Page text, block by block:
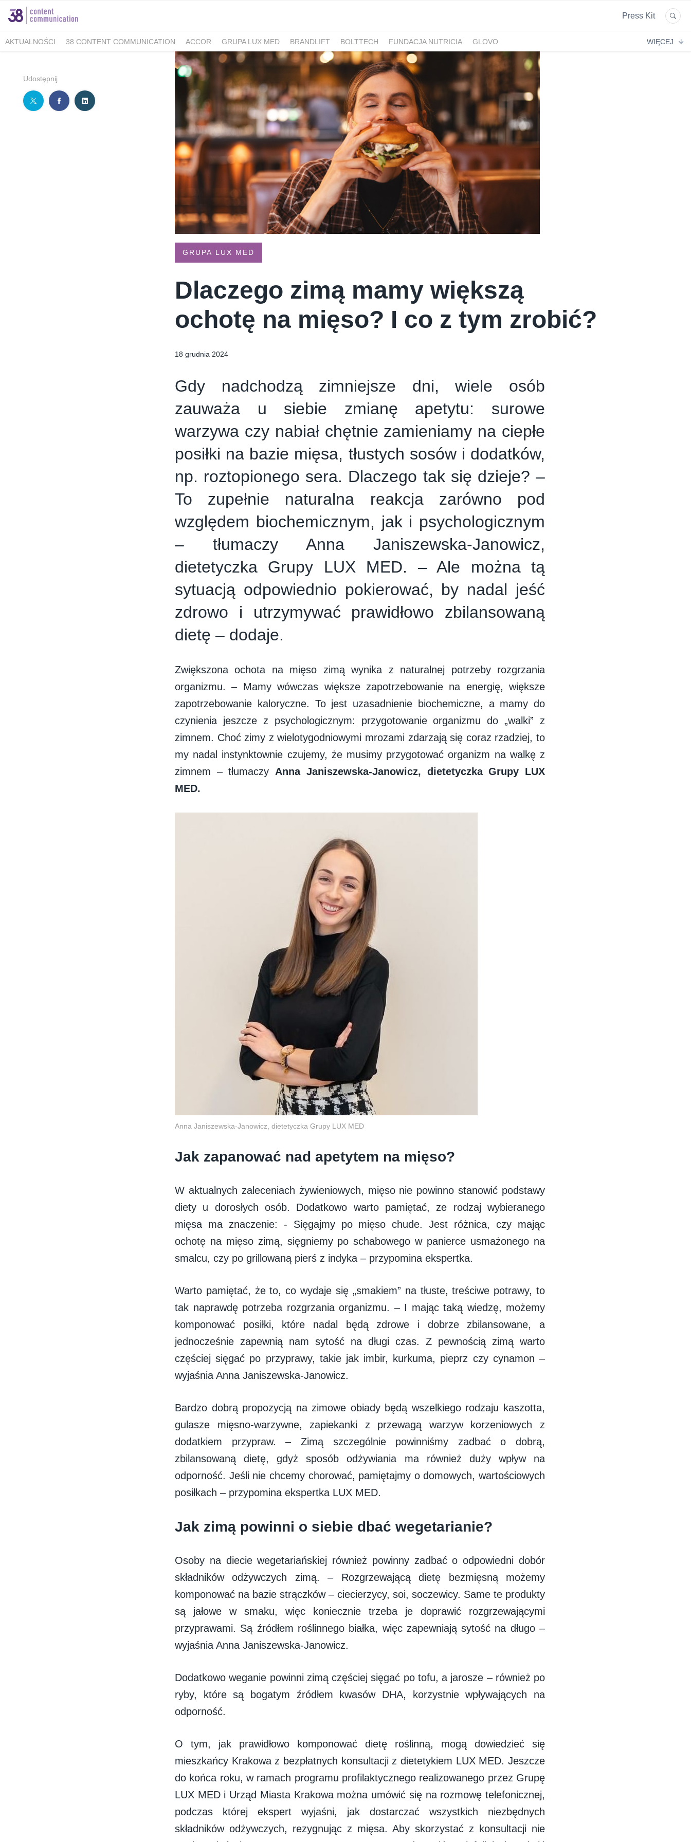
Press Kit
AKTUALNOŚCI 38 CONTENT COMMUNICATION ACCOR GRUPA LUX MED BRANDLIFT BOLTTECH FUNDACJA NUTRICIA
GLOVO
FELLOWMIND IOŚ-PIB IRON MOUNTAIN POLSKA NEW WORK ATLAS SM MLEKPOL
GREEN FACTORY LOGISTICS
WALKING KORZENIOWSKI
GRUPA WHIRLPOOL KIDS&CO. PIZZAPORTAL.PL MAXIBIOTIC OCUVITE SACHOL AFTIGEL HYAL-DROP MULTI
BERIMAL
ACCOR MARKETPLACE KRAKÓW TUTORE POLAND ROMET SANOFI KRAJOWA RZEMIEŚLNICZA IZBA OPTYCZNA CENTRUM MEDYCZNE DAMIANA
MEDICOVER SENIOR
MEDICOVER STOMATOLOGIA PUCKIE HOSPICJUM TERAPIA REZONANSEM MAGNETYCZNYM - MBST EMPIK FOTO
DR.BACTY PACSAFE LORUS CONTIGO ZAMEK TOPACZ BAKALLAND DELECTA
KONSPOL
AKBAR SANDRA JASMEEN MOMME ALKEMIE SZPITAL MEDICOVER ENBIO GROUP UNITOP
ENERGIA POLSKA ZADBANO POKONAJ ZAĆMĘ, POPRAW WIDZENIE GÓRNOŚLĄSKO-ZAGŁĘBIOWSKA METROPOLIA
ALCON - MAMY OKO NA ZAĆMĘ PREGNABIT UNICEF JASNUM PHARMENA BETHRU MANUFAKTURA FUNDACJA NAGLE SAMI
PANEK CARSHARING BUDVAR ŁÓDŹ KALISKA PLAYFAIR POLREGIO
FORUM 76 #EFEKT1BUTELKI COLOSTRUM CARLSBERG GEN4GEN BALCIA
ESTE SYNERGY UNILEVER HUMAN ANSWER INSTITUTE PIERRE FABRE ORAL CARE
WIĘCEJ
Udostępnij
GRUPA LUX MED
Dlaczego zimą mamy większą
ochotę na mięso? I co z tym zrobić?
18 grudnia 2024
Gdy nadchodzą zimniejsze dni, wiele osób
zauważa u siebie zmianę apetytu: surowe
warzywa czy nabiał chętnie zamieniamy na ciepłe
posiłki na bazie mięsa, tłustych sosów i dodatków,
np. roztopionego sera. Dlaczego tak się dzieje? –
To zupełnie naturalna reakcja zarówno pod
względem biochemicznym, jak i psychologicznym
– tłumaczy Anna Janiszewska-Janowicz,
dietetyczka Grupy LUX MED. – Ale można tą
sytuacją odpowiednio pokierować, by nadal jeść
zdrowo i utrzymywać prawidłowo zbilansowaną
dietę – dodaje.
Zwiększona ochota na mięso zimą wynika z naturalnej potrzeby rozgrzania
organizmu. – Mamy wówczas większe zapotrzebowanie na energię, większe
zapotrzebowanie kaloryczne. To jest uzasadnienie biochemiczne, a mamy do
czynienia jeszcze z psychologicznym: przygotowanie organizmu do „walki” z
zimnem. Choć zimy z wielotygodniowymi mrozami zdarzają się coraz rzadziej, to
my nadal instynktownie czujemy, że musimy przygotować organizm na walkę z
zimnem – tłumaczy Anna Janiszewska-Janowicz, dietetyczka Grupy LUX
MED.
Anna Janiszewska-Janowicz, dietetyczka Grupy LUX MED
Jak zapanować nad apetytem na mięso?
W aktualnych zaleceniach żywieniowych, mięso nie powinno stanowić podstawy
diety u dorosłych osób. Dodatkowo warto pamiętać, ze rodzaj wybieranego
mięsa ma znaczenie: - Sięgajmy po mięso chude. Jest różnica, czy mając
ochotę na mięso zimą, sięgniemy po schabowego w panierce usmażonego na
smalcu, czy po grillowaną pierś z indyka – przypomina ekspertka.
Warto pamiętać, że to, co wydaje się „smakiem” na tłuste, treściwe potrawy, to
tak naprawdę potrzeba rozgrzania organizmu. – I mając taką wiedzę, możemy
komponować posiłki, które nadal będą zdrowe i dobrze zbilansowane, a
jednocześnie zapewnią nam sytość na długi czas. Z pewnością zimą warto
częściej sięgać po przyprawy, takie jak imbir, kurkuma, pieprz czy cynamon –
wyjaśnia Anna Janiszewska-Janowicz.
Bardzo dobrą propozycją na zimowe obiady będą wszelkiego rodzaju kaszotta,
gulasze mięsno-warzywne, zapiekanki z przewagą warzyw korzeniowych z
dodatkiem przypraw. – Zimą szczególnie powinniśmy zadbać o dobrą,
zbilansowaną dietę, gdyż sposób odżywiania ma również duży wpływ na
odporność. Jeśli nie chcemy chorować, pamiętajmy o domowych, wartościowych
posiłkach – przypomina ekspertka LUX MED.
Jak zimą powinni o siebie dbać wegetarianie?
Osoby na diecie wegetariańskiej również powinny zadbać o odpowiedni dobór
składników odżywczych zimą. – Rozgrzewającą dietę bezmięsną możemy
komponować na bazie strączków – ciecierzycy, soi, soczewicy. Same te produkty
są jałowe w smaku, więc koniecznie trzeba je doprawić rozgrzewającymi
przyprawami. Są źródłem roślinnego białka, więc zapewniają sytość na długo –
wyjaśnia Anna Janiszewska-Janowicz.
Dodatkowo weganie powinni zimą częściej sięgać po tofu, a jarosze – również po
ryby, które są bogatym źródłem kwasów DHA, korzystnie wpływających na
odporność.
O tym, jak prawidłowo komponować dietę roślinną, mogą dowiedzieć się
mieszkańcy Krakowa z bezpłatnych konsultacji z dietetykiem LUX MED. Jeszcze
do końca roku, w ramach programu profilaktycznego realizowanego przez Grupę
LUX MED i Urząd Miasta Krakowa można umówić się na rozmowę telefonicznej,
podczas której ekspert wyjaśni, jak dostarczać wszystkich niezbędnych
składników odżywczych, rezygnując z mięsa. Aby skorzystać z konsultacji nie